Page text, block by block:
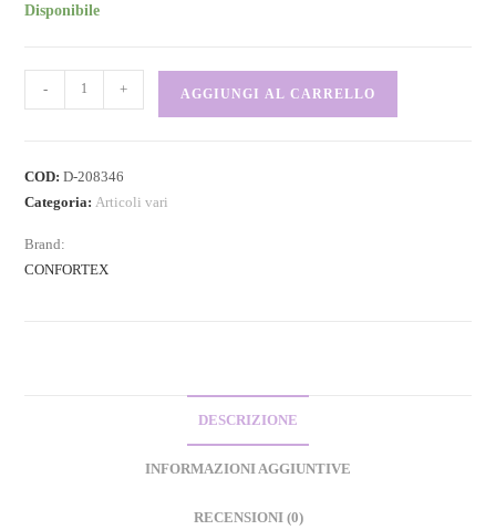
Disponibile
- + AGGIUNGI AL CARRELLO
COD:D-208346
Categoria: Articoli vari
Brand:
CONFORTEX
DESCRIZIONE
INFORMAZIONI AGGIUNTIVE
RECENSIONI (0)